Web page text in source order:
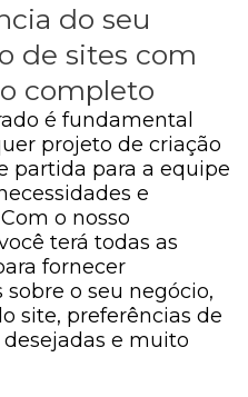
do seu
de sites com
completo
é fundamental
projeto de criação
partida para a equipe
e
o nosso
terá todas as
fornecer
o seu negócio,
site, preferências de
e muito